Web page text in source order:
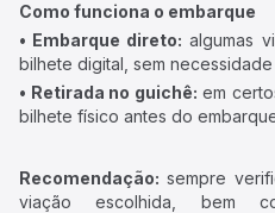
Como funciona o embarque
• Embarque direto: algumas
bilhete digital, sem
• Retirada no guichê: em
bilhete físico antes do
Recomendação: sempre
viação escolhida, bem